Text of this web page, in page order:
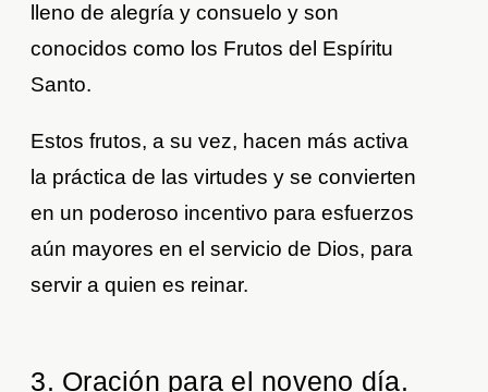
lleno de alegría y consuelo y son
conocidos como los Frutos del Espíritu
Santo.
Estos frutos, a su vez, hacen más activa
la práctica de las virtudes y se convierten
en un poderoso incentivo para esfuerzos
aún mayores en el servicio de Dios, para
servir a quien es reinar.
3. Oración para el noveno día.